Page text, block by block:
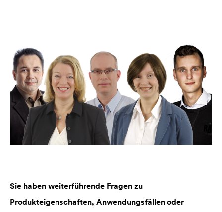
Sie haben weiterführende Fragen zu
Produkteigenschaften, Anwendungsfällen oder